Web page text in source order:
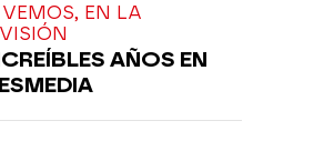
EN LA
AÑOS EN